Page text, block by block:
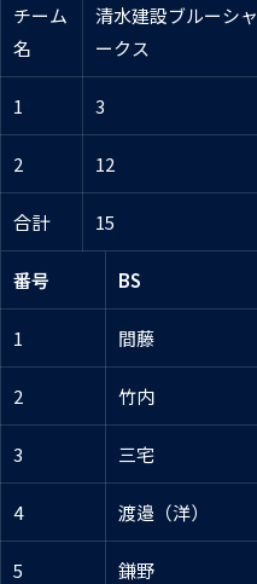
チーム
名
清水建設ブルーシャ
ークス
1 3
2 12
合計 15
番号 BS
1 間藤
2 竹内
3 三宅
4 渡邉（洋）
5 鎌野
第2戦ホストゲーム
パートナー募集
プライバシーポリシー